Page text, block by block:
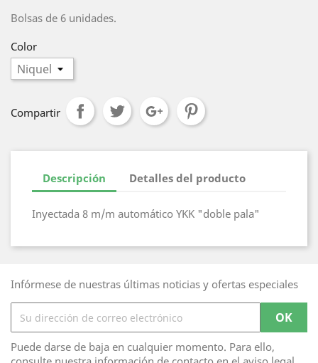
Bolsas de 6 unidades.
Color
Compartir
Descripción Detalles del producto
Inyectada 8 m/m automático YKK "doble pala"
Infórmese de nuestras últimas noticias y ofertas especiales
Puede darse de baja en cualquier momento. Para ello,